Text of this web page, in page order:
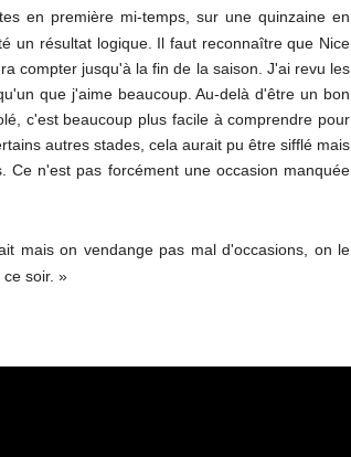
en première mi-temps, sur une quinzaine en
un résultat logique. Il faut reconnaître que Nice
compter jusqu'à la fin de la saison. J'ai revu les
que j'aime beaucoup. Au-delà d'être un bon
c'est beaucoup plus facile à comprendre pour
autres stades, cela aurait pu être sifflé mais
n'est pas forcément une occasion manquée
mais on vendange pas mal d'occasions, on le
soir. »